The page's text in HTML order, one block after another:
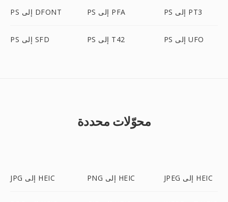
PS إلى DFONT PS إلى PFA PS إلى PT3
PS إلى SFD PS إلى T42 PS إلى UFO
محوّلات محددة
JPG إلى HEIC PNG إلى HEIC JPEG إلى HEIC